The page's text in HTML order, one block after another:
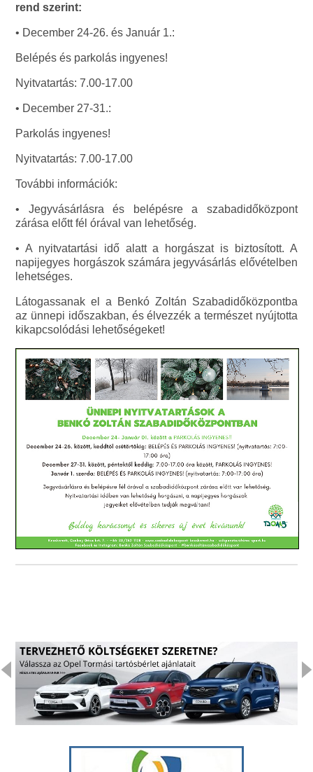
rend szerint:
• December 24-26. és Január 1.:
Belépés és parkolás ingyenes!
Nyitvatartás: 7.00-17.00
• December 27-31.:
Parkolás ingyenes!
Nyitvatartás: 7.00-17.00
További információk:
• Jegyvásárlásra és belépésre a szabadidőközpont
zárása előtt fél órával van lehetőség.
• A nyitvatartási idő alatt a horgászat is biztosított. A
napijegyes horgászok számára jegyvásárlás elővételben
lehetséges.
Látogassanak el a Benkó Zoltán Szabadidőközpontba
az ünnepi időszakban, és élvezzék a természet nyújtotta
kikapcsolódási lehetőségeket!